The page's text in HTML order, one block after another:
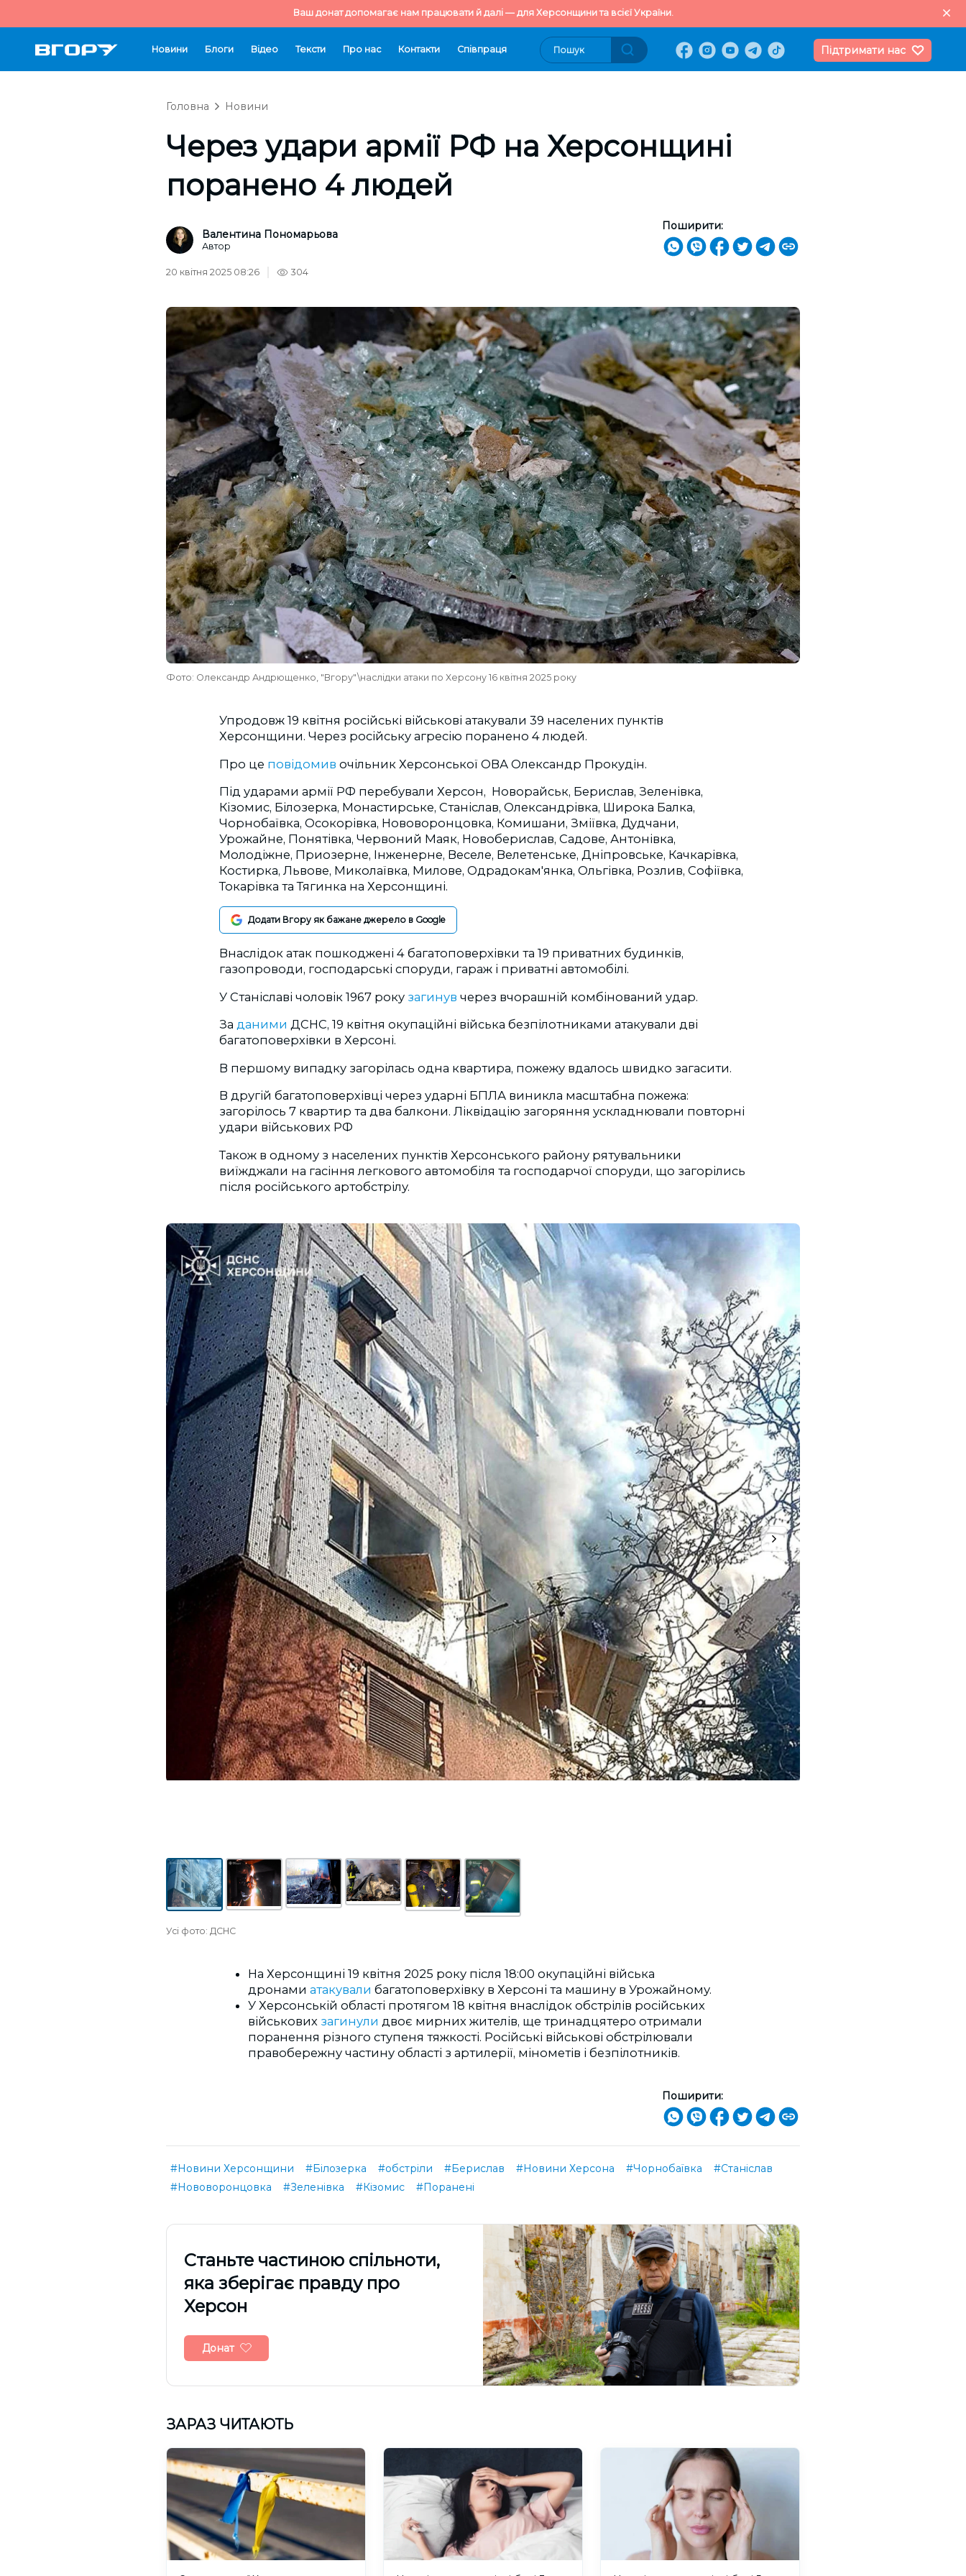
Ваш донат допомагає нам працювати й далі — для Херсонщини та всієї України.
Новини Блоги Відео Тексти Про нас Контакти Cпівпраця Підтримати нас
Головна Новини
Через удари армії РФ на Херсонщині
поранено 4 людей
Валентина Пономарьова
Автор
Поширити:
20 квітня 2025 08:26 304
Фото: Олександр Андрющенко, "Вгору"\наслідки атаки по Херсону 16 квітня 2025 року
Упродовж 19 квітня російські військові атакували 39 населених пунктів
Херсонщини. Через російську агресію поранено 4 людей.
Про це повідомив очільник Херсонської ОВА Олександр Прокудін.
Під ударами армії РФ перебували Херсон, Новорайськ, Берислав, Зеленівка,
Кізомис, Білозерка, Монастирське, Станіслав, Олександрівка, Широка Балка,
Чорнобаївка, Осокорівка, Нововоронцовка, Комишани, Зміївка, Дудчани,
Урожайне, Понятівка, Червоний Маяк, Новоберислав, Садове, Антонівка,
Молодіжне, Приозерне, Інженерне, Веселе, Велетенське, Дніпровське, Качкарівка,
Костирка, Львове, Миколаївка, Милове, Одрадокам'янка, Ольгівка, Розлив, Софіївка,
Токарівка та Тягинка на Херсонщині.
Додати Вгору як бажане джерело в Google
Внаслідок атак пошкоджені 4 багатоповерхівки та 19 приватних будинків,
газопроводи, господарські споруди, гараж і приватні автомобілі.
У Станіславі чоловік 1967 року загинув через вчорашній комбінований удар.
За даними ДСНС, 19 квітня окупаційні війська безпілотниками атакували дві
багатоповерхівки в Херсоні.
В першому випадку загорілась одна квартира, пожежу вдалось швидко загасити.
В другій багатоповерхівці через ударні БПЛА виникла масштабна пожежа:
загорілось 7 квартир та два балкони. Ліквідацію загоряння ускладнювали повторні
удари військових РФ
Також в одному з населених пунктів Херсонського району рятувальники
виїжджали на гасіння легкового автомобіля та господарчої споруди, що загорілись
після російського артобстрілу.
Усі фото: ДСНС
На Херсонщині 19 квітня 2025 року після 18:00 окупаційні війська
дронами атакували багатоповерхівку в Херсоні та машину в Урожайному.
У Херсонській області протягом 18 квітня внаслідок обстрілів російських
військових загинули двоє мирних жителів, ще тринадцятеро отримали
поранення різного ступеня тяжкості. Російські військові обстрілювали
правобережну частину області з артилерії, мінометів і безпілотників.
Поширити:
#Новини Херсонщини #Білозерка #обстріли #Берислав #Новини Херсона #Чорнобаївка
#Станіслав
#Нововоронцовка
#Зеленівка #Кізомис #Поранені
Cтаньте частиною спільноти,
яка зберігає правду про
Херсон
Донат
ЗАРАЗ ЧИТАЮТЬ